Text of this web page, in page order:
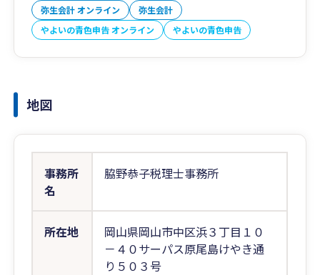
弥生会計 オンライン
弥生会計
やよいの青色申告 オンライン
やよいの青色申告
地図
事務所
名
脇野恭子税理士事務所
所在地
岡山県岡山市中区浜３丁目１０
－４０サーパス原尾島けやき通
り５０３号